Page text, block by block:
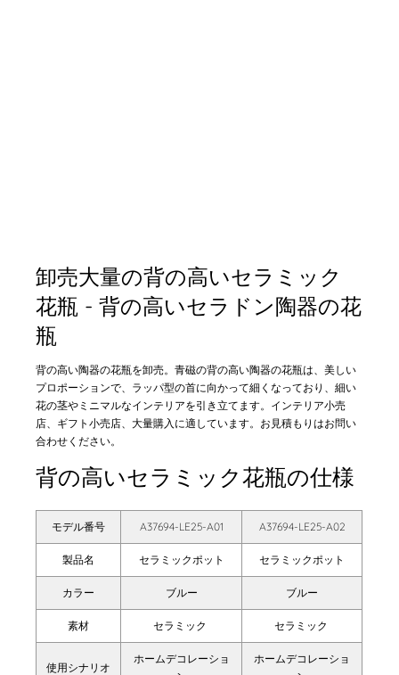
卸売大量の背の高いセラミック
花瓶 - 背の高いセラドン陶器の花
瓶
背の高い陶器の花瓶を卸売。青磁の背の高い陶器の花瓶は、美しい
プロポーションで、ラッパ型の首に向かって細くなっており、細い
花の茎やミニマルなインテリアを引き立てます。インテリア小売
店、ギフト小売店、大量購入に適しています。お見積もりはお問い
合わせください。
背の高いセラミック花瓶の仕様
モデル番号 A37694-LE25-A01 A37694-LE25-A02
製品名 セラミックポット セラミックポット
カラー ブルー ブルー
素材 セラミック セラミック
使用シナリオ
ホームデコレーショ
ホームデコレーショ